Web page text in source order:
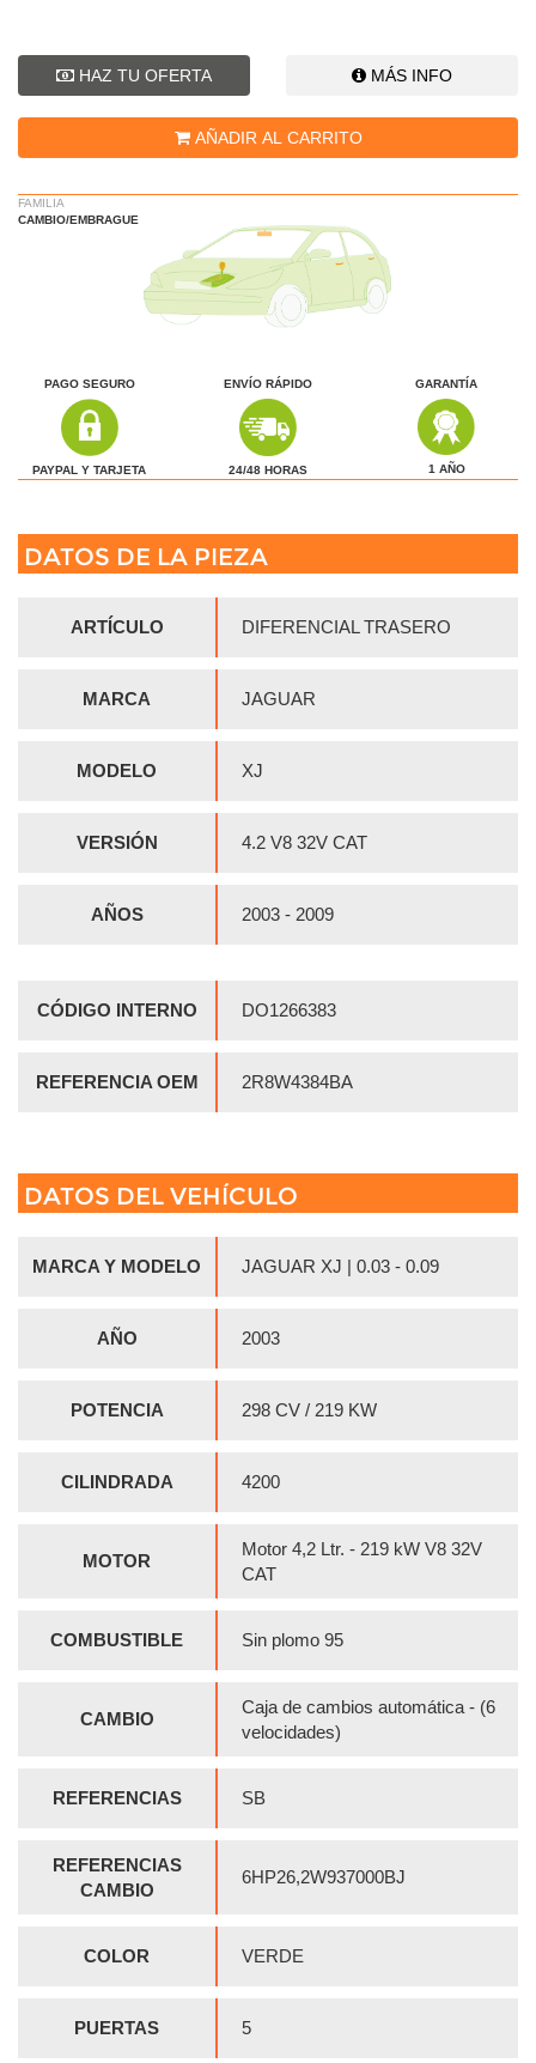
HAZ TU OFERTA MÁS INFO
AÑADIR AL CARRITO
FAMILIA
CAMBIO/EMBRAGUE
PAGO SEGURO
PAYPAL Y TARJETA
ENVÍO RÁPIDO
24/48 HORAS
GARANTÍA
1 AÑO
DATOS DE LA PIEZA
ARTÍCULO DIFERENCIAL TRASERO
MARCA JAGUAR
MODELO XJ
VERSIÓN 4.2 V8 32V CAT
AÑOS 2003 - 2009
CÓDIGO INTERNO DO1266383
REFERENCIA OEM 2R8W4384BA
DATOS DEL VEHÍCULO
MARCA Y MODELO JAGUAR XJ | 0.03 - 0.09
AÑO 2003
POTENCIA 298 CV / 219 KW
CILINDRADA 4200
MOTOR
Motor 4,2 Ltr. - 219 kW V8 32V
CAT
COMBUSTIBLE Sin plomo 95
CAMBIO
Caja de cambios automática - (6
velocidades)
REFERENCIAS SB
REFERENCIAS
CAMBIO
6HP26,2W937000BJ
COLOR VERDE
PUERTAS 5